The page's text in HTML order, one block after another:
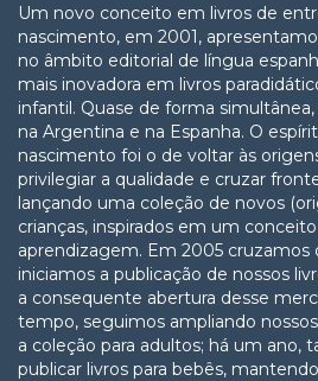
Um novo conceito em livros de
nascimento, em 2001,
no âmbito editorial de língua
mais inovadora em livros
infantil. Quase de forma
na Argentina e na Espanha. O
nascimento foi o de voltar às
privilegiar a qualidade e cruzar
lançando uma coleção de novos
crianças, inspirados em um
aprendizagem. Em 2005 cruzamos
iniciamos a publicação de nossos
a consequente abertura desse
tempo, seguimos ampliando
a coleção para adultos; há um ano,
publicar livros para bebês,